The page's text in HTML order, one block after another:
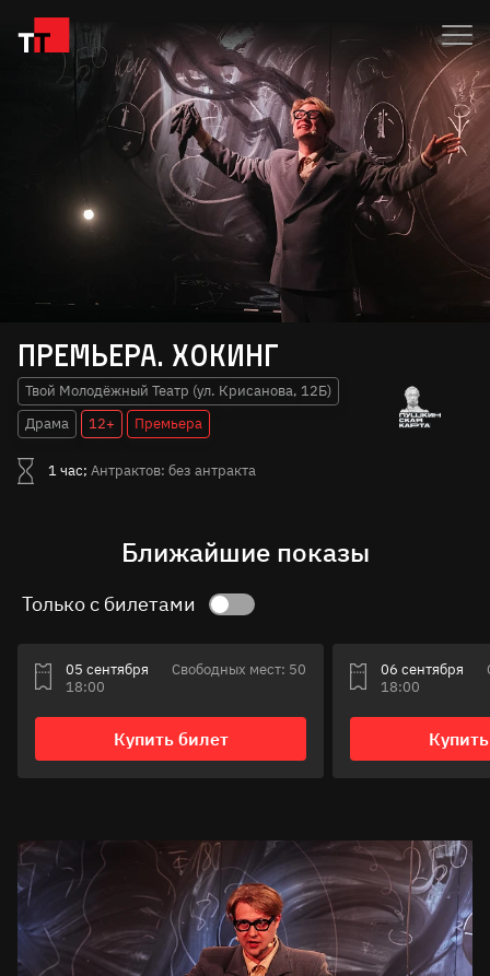
Премьера. Хокинг
Твой Молодёжный Театр (ул. Крисанова, 12Б)
Драма
12+ Премьера
1 час; Антрактов: без антракта
Ближайшие показы
Только с билетами
05 сентября
18:00
Свободных мест: 50
Купить билет
06 сентября
18:00